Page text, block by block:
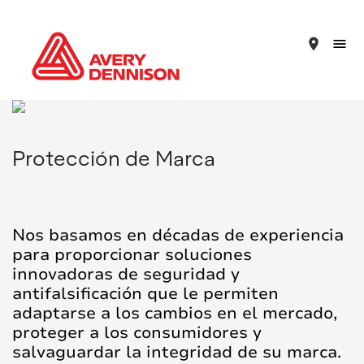
place
Protección de Marca
Nos basamos en décadas de experiencia
para proporcionar soluciones
innovadoras de seguridad y
antifalsificación que le permiten
adaptarse a los cambios en el mercado,
proteger a los consumidores y
salvaguardar la integridad de su marca.